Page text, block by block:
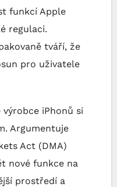
funkcí Apple
regulaci.
tváří, že
pro uživatele
iPhonů si
Argumentuje
Act (DMA)
nové funkce na
prostředí a